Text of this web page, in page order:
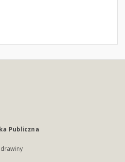
Publiczna